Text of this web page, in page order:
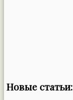
Новые статьи: